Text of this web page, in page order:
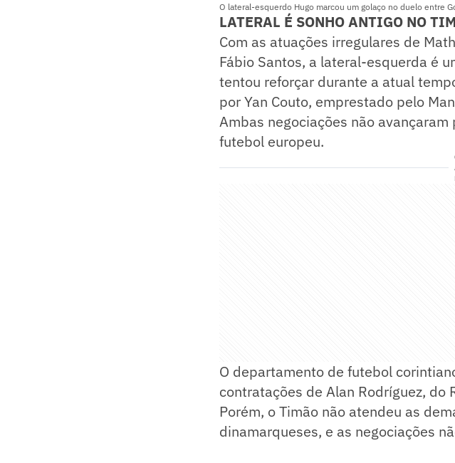
O lateral-esquerdo Hugo marcou um golaço no duelo entre
LATERAL É SONHO ANTIGO NO
Com as atuações irregulares de
Fábio Santos, a lateral-esquerda é
tentou reforçar durante a atual
por Yan Couto, emprestado pelo
Ambas negociações não
futebol europeu.
O departamento de futebol
contratações de Alan Rodríguez, do
Porém, o Timão não atendeu as
dinamarqueses, e as negociações